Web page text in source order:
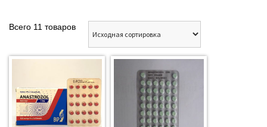
Всего 11 товаров